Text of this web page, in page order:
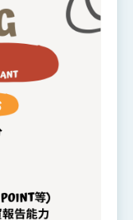
》撰文指出：自由
守護繁榮
華雜誌》50週年慶
」開幕式，期許數
對話」記者會 說
與民主夥伴共同引
代雜誌」專訪，闡
尼半導體供應鏈合
聯邦參議員蓋耶哥
「德國馬歇爾基金
洋戰略夥伴關係
揆期勉爭取時間完